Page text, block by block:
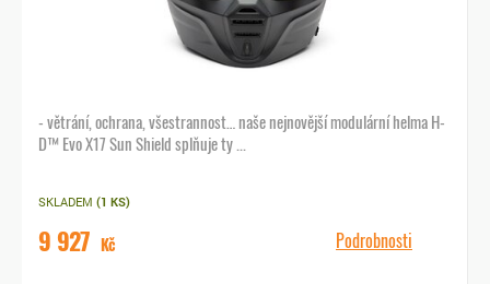
- větrání, ochrana, všestrannost… naše nejnovější modulární helma H-
D™ Evo X17 Sun Shield splňuje ty ...
SKLADEM (1 KS)
9 927 Kč Podrobnosti